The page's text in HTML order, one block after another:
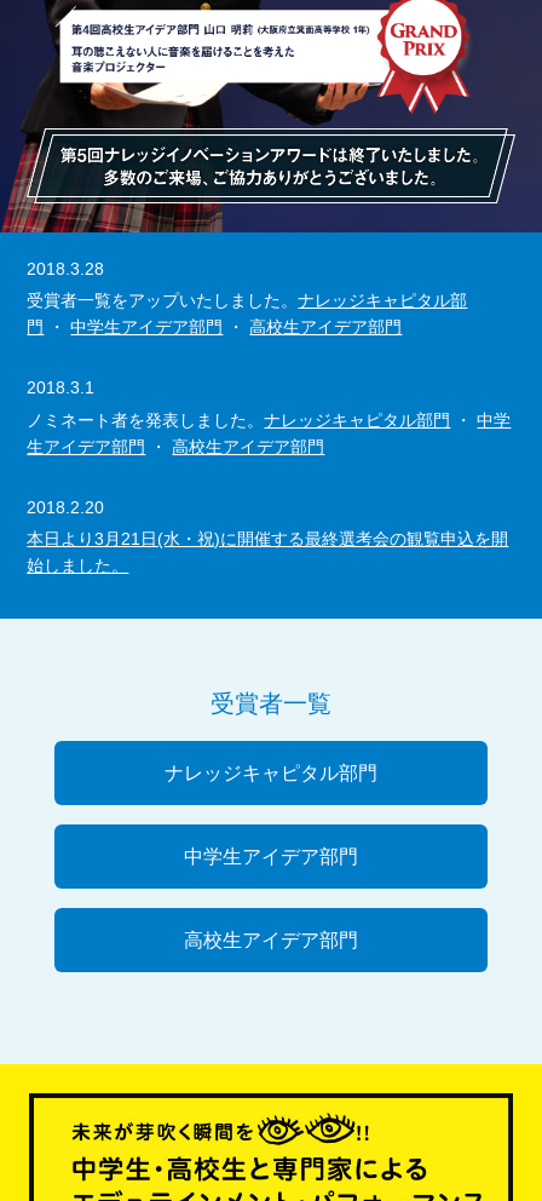
2018.3.28
受賞者一覧をアップいたしました。ナレッジキャピタル部
門
・中学生アイデア部門 ・高校生アイデア部門
2018.3.1
ノミネート者を発表しました。ナレッジキャピタル部門 ・中学
生アイデア部門
・高校生アイデア部門
2018.2.20
本日より3月21日(水・祝)に開催する最終選考会の観覧申込を開
始しました。
受賞者一覧
ナレッジキャピタル部門
中学生アイデア部門
高校生アイデア部門